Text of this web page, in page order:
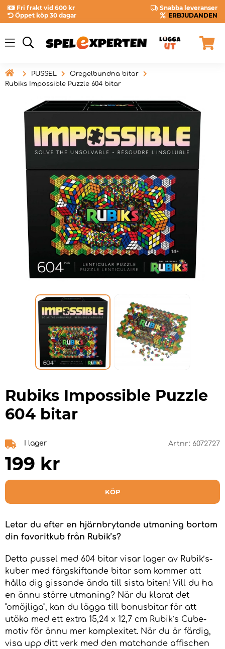
Fri frakt vid 600 kr
Snabba leveranser
Öppet köp 30 dagar
ERBJUDANDEN
 PUSSEL
Oregelbundna bitar
Rubiks Impossible Puzzle 604 bitar
Rubiks Impossible Puzzle
604 bitar
I lager Artnr: 6072727
199 kr
KÖP
Letar du efter en hjärnbrytande utmaning bortom
din favoritkub från Rubik’s?
Detta pussel med 604 bitar visar lager av Rubik’s-
kuber med färgskiftande bitar som kommer att
hålla dig gissande ända till sista biten! Vill du ha
en ännu större utmaning? När du klarat det
"omöjliga", kan du lägga till bonusbitar för att
utöka med ett extra 15,24 x 12,7 cm Rubik’s Cube-
motiv för ännu mer komplexitet. När du är färdig,
visa upp ditt verk med den matchande affischen